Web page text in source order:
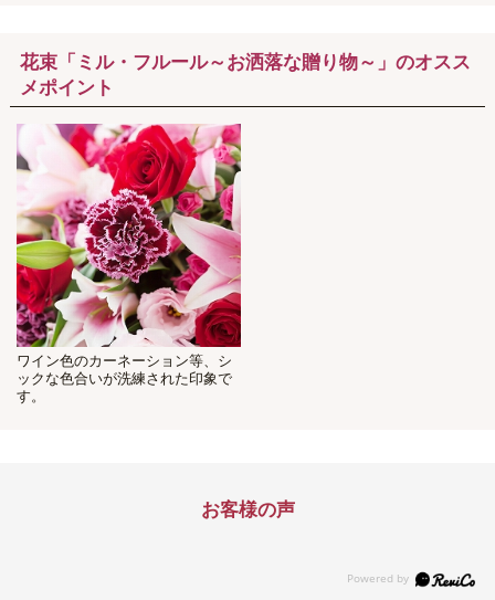
花束「ミル・フルール～お洒落な贈り物～」のオスス
メポイント
ワイン色のカーネーション等、シ
ックな色合いが洗練された印象で
す。
お客様の声